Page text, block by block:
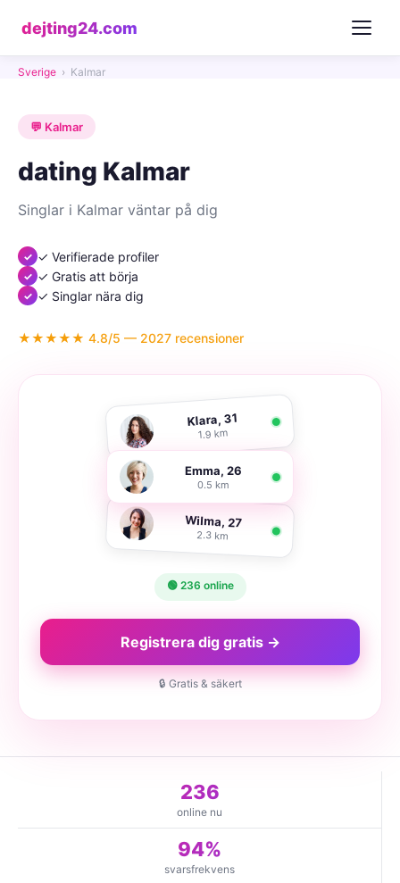
dejting24.com
Sverige › Kalmar
💬 Kalmar
dating Kalmar
Singlar i Kalmar väntar på dig
✓ Verifierade profiler
✓ Gratis att börja
✓ Singlar nära dig
★★★★★ 4.8/5 — 2027 recensioner
Klara, 31
1.9 km
Emma, 26
0.5 km
Wilma, 27
2.3 km
🟢 236 online
Registrera dig gratis →
🔒 Gratis & säkert
236
online nu
94%
svarsfrekvens